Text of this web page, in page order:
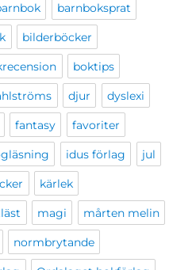
barnboksprat
bilderböcker
boktips
djur dyslexi
fantasy favoriter
idus förlag jul
kärlek
magi mårten melin
normbrytande